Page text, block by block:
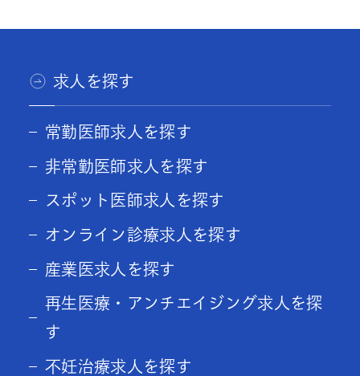
求人を探す
常勤医師求人を探す
非常勤医師求人を探す
スポット医師求人を探す
オンライン診療求人を探す
産業医求人を探す
再生医療・アンチエイジング求人を探
す
不妊治療求人を探す